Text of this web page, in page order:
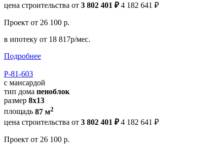
цена строительства от 3 802 401 ₽ 4 182 641 ₽
Проект от 26 100 р.
в ипотеку от 18 817р/мес.
Подробнее
Р-81-603
с мансардой
тип дома пеноблок
размер 8х13
площадь 87 м2
цена строительства от 3 802 401 ₽ 4 182 641 ₽
Проект от 26 100 р.